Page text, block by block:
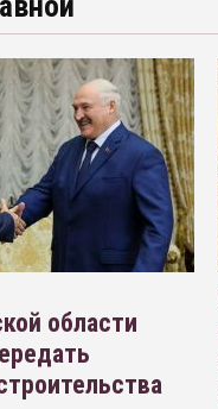
области